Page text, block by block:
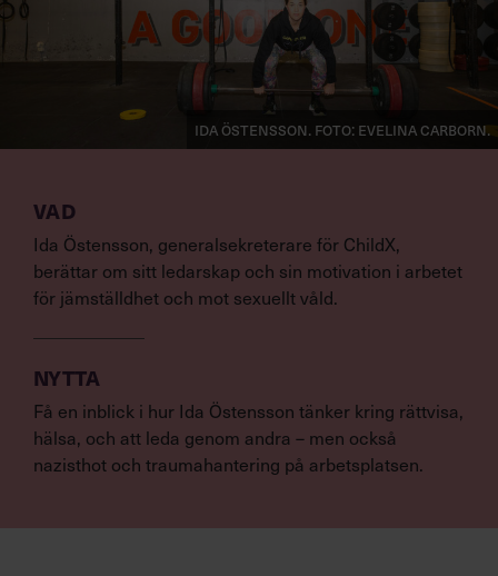
VAD
Ida Östensson, generalsekreterare för ChildX,
berättar om sitt ledarskap och sin motivation i arbetet
för jämställdhet och mot sexuellt våld.
NYTTA
Få en inblick i hur Ida Östensson tänker kring rättvisa,
hälsa, och att leda genom andra – men också
nazisthot och traumahantering på arbetsplatsen.
Ida Östensson. Foto: Evelina Carborn.